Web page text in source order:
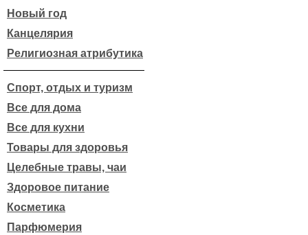
Новый год
Канцелярия
Религиозная атрибутика
Спорт, отдых и туризм
Все для дома
Все для кухни
Товары для здоровья
Целебные травы, чаи
Здоровое питание
Косметика
Парфюмерия